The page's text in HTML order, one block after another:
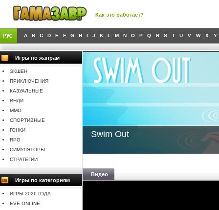
Как это работает?
A B C D E F G H I J K L M N O P Q R S T U V W X Y
Игры по жанрам
ЭКШЕН
ПРИКЛЮЧЕНИЯ
КАЗУАЛЬНЫЕ
ИНДИ
MMO
СПОРТИВНЫЕ
ГОНКИ
RPG
СИМУЛЯТОРЫ
СТРАТЕГИИ
Игры по категориям
ИГРЫ 2026 ГОДА
EVE ONLINE
Swim Out
Видео